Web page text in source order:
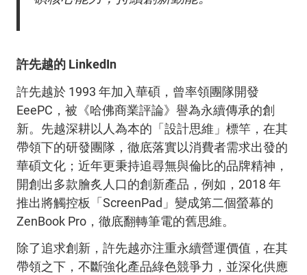
許先越的 LinkedIn
許先越於 1993 年加入華碩，曾率領團隊開發
EeePC，被《哈佛商業評論》譽為永續傳承的創
新。先越深耕以人為本的「設計思維」標竿，在其
帶領下的研發團隊，徹底落實以消費者需求出發的
華碩文化；近年更秉持追尋無與倫比的品牌精神，
開創出多款膾炙人口的創新產品，例如，2018 年
推出將觸控板「ScreenPad」變成第二個螢幕的
ZenBook Pro，徹底翻轉筆電的舊思維。
除了追求創新，許先越亦注重永續營運價值，在其
帶領之下，不斷強化產品綠色競爭力，並深化供應